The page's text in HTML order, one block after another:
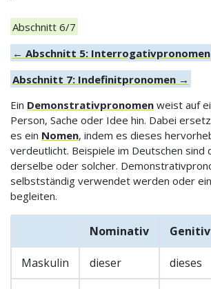
Abschnitt 6/7
← Abschnitt 5: Interrogativpronomen
Abschnitt 7: Indefinitpronomen →
Ein Demonstrativpronomen weist auf
Person, Sache oder Idee hin. Dabei
es ein Nomen, indem es dieses
verdeutlicht. Beispiele im Deutschen sind
derselbe oder solcher.
selbstständig verwendet werden oder
begleiten.
Nominativ Genitiv
Maskulin dieser dieses